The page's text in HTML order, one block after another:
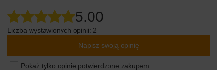
5.00
Liczba wystawionych opinii: 2
Napisz swoją opinię
Pokaż tylko opinie potwierdzone zakupem